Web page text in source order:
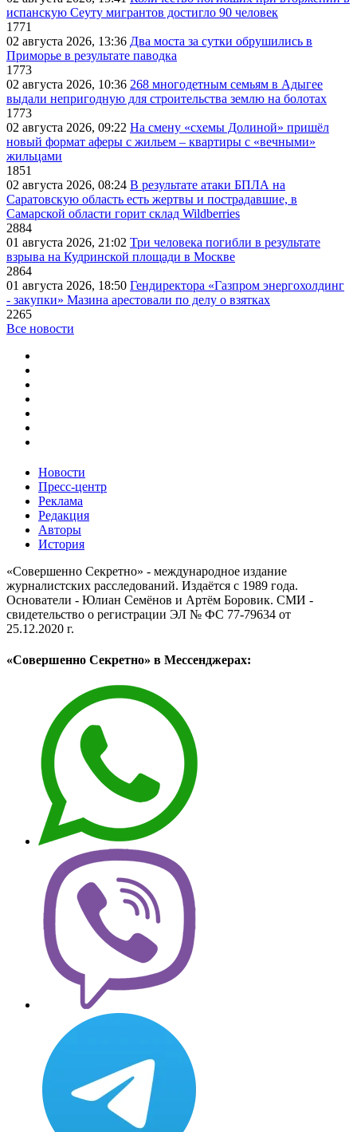
испанскую Сеуту мигрантов достигло 90 человек
1771
02 августа 2026, 13:36 Два моста за сутки обрушились в
Приморье в результате паводка
1773
02 августа 2026, 10:36 268 многодетным семьям в Адыгее
выдали непригодную для строительства землю на болотах
1773
02 августа 2026, 09:22 На смену «схемы Долиной» пришёл
новый формат аферы с жильем – квартиры с «вечными»
жильцами
1851
02 августа 2026, 08:24 В результате атаки БПЛА на
Саратовскую область есть жертвы и пострадавшие, в
Самарской области горит склад Wildberries
2884
01 августа 2026, 21:02 Три человека погибли в результате
взрыва на Кудринской площади в Москве
2864
01 августа 2026, 18:50 Гендиректора «Газпром энергохолдинг
- закупки» Мазина арестовали по делу о взятках
2265
Все новости
Новости
Пресс-центр
Реклама
Редакция
Авторы
История
«Совершенно Секретно» - международное издание
журналистских расследований. Издаётся с 1989 года.
Основатели - Юлиан Семёнов и Артём Боровик. CМИ -
свидетельство о регистрации ЭЛ № ФС 77-79634 от
25.12.2020 г.
«Совершенно Секретно» в Мессенджерах: